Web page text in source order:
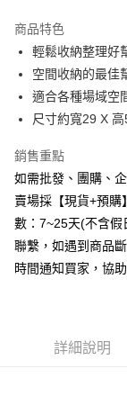
合作金庫商業銀行
華南商業銀行
上海商業儲蓄銀行
國泰世華商業銀行
臺灣中小企業銀行
聯邦商業銀行
元大商業銀行
台新國際商業銀行
台灣樂天信用卡公
6 期 0 利率 每
華南商業銀行
上海商業儲蓄銀行
國泰世華商業銀行
匯豐（台灣）商業
聯邦商業銀行
元大商業銀行
玉山商業銀行
台新國際商業銀行
台灣樂天信用卡公
12 期 0 利率
合作金庫商業銀行
上海商業儲蓄銀行
國泰世華商業銀行
臺灣中小企業銀行
匯豐（台灣）商業
聯邦商業銀行
元大商業銀行
玉山商業銀行
台新國際商業銀行
超商取貨付款
LINE Pay
街口支付
悠遊付
全盈+PAY
AFTEE先享後付
１．簡單：不需註冊
貨到付款
商品特色
輕鬆收納整理好
空間收納的最佳
適合各種場域空
尺寸約寬29 X
銷售重點
如需批發、團購、
賣場採【現貨+預
數：7~25天(不含假
聯繫，如遇到商品
時間通知買家，協
詳細說明